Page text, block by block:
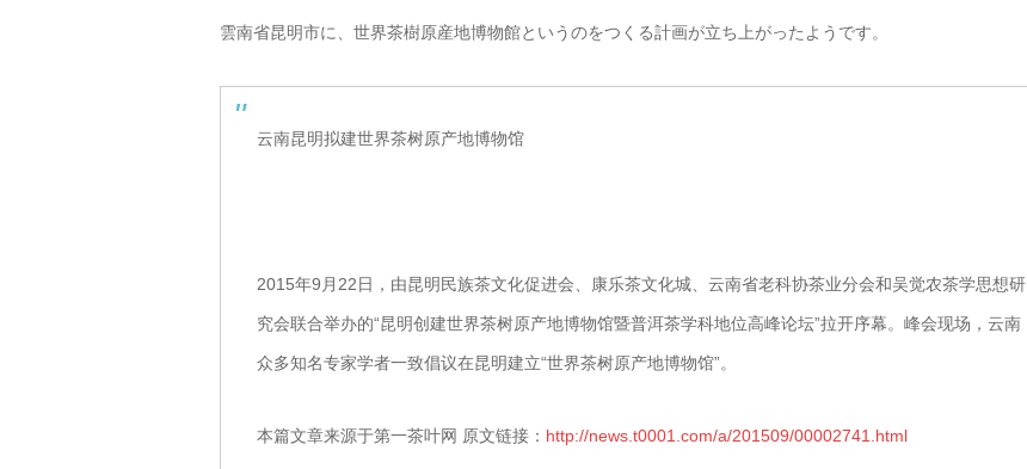
雲南省昆明市に、世界茶樹原産地博物館というのをつくる計画が立ち上がったようです。
云南昆明拟建世界茶树原产地博物馆
2015年9月22日，由昆明民族茶文化促进会、康乐茶文化城、云南省老科协茶业分会和吴觉农茶学思想研
究会联合举办的“昆明创建世界茶树原产地博物馆暨普洱茶学科地位高峰论坛”拉开序幕。峰会现场，云南
众多知名专家学者一致倡议在昆明建立“世界茶树原产地博物馆”。
本篇文章来源于第一茶叶网 原文链接： http://news.t0001.com/a/201509/00002741.html